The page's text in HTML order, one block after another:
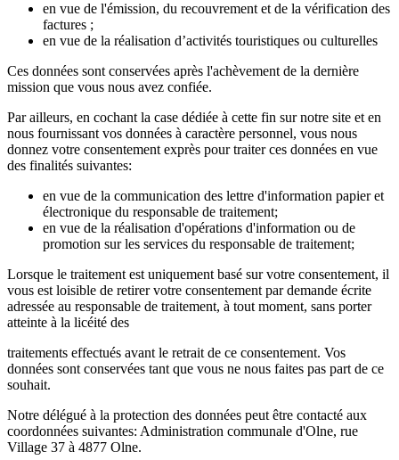
en vue de l'émission, du recouvrement et de la vérification des
factures ;
en vue de la réalisation d’activités touristiques ou culturelles
Ces données sont conservées après l'achèvement de la dernière
mission que vous nous avez confiée.
Par ailleurs, en cochant la case dédiée à cette fin sur notre site et en
nous fournissant vos données à caractère personnel, vous nous
donnez votre consentement exprès pour traiter ces données en vue
des finalités suivantes:
en vue de la communication des lettre d'information papier et
électronique du responsable de traitement;
en vue de la réalisation d'opérations d'information ou de
promotion sur les services du responsable de traitement;
Lorsque le traitement est uniquement basé sur votre consentement, il
vous est loisible de retirer votre consentement par demande écrite
adressée au responsable de traitement, à tout moment, sans porter
atteinte à la licéité des
traitements effectués avant le retrait de ce consentement. Vos
données sont conservées tant que vous ne nous faites pas part de ce
souhait.
Notre délégué à la protection des données peut être contacté aux
coordonnées suivantes: Administration communale d'Olne, rue
Village 37 à 4877 Olne.